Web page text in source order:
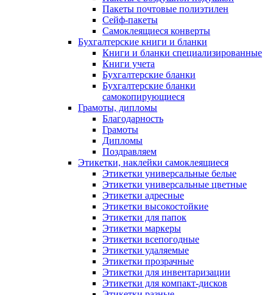
Пакеты почтовые полиэтилен
Сейф-пакеты
Самоклеящиеся конверты
Бухгалтерские книги и бланки
Книги и бланки специализированные
Книги учета
Бухгалтерские бланки
Бухгалтерские бланки
самокопирующиеся
Грамоты, дипломы
Благодарность
Грамоты
Дипломы
Поздравляем
Этикетки, наклейки самоклеящиеся
Этикетки универсальные белые
Этикетки универсальные цветные
Этикетки адресные
Этикетки высокостойкие
Этикетки для папок
Этикетки маркеры
Этикетки всепогодные
Этикетки удаляемые
Этикетки прозрачные
Этикетки для инвентаризации
Этикетки для компакт-дисков